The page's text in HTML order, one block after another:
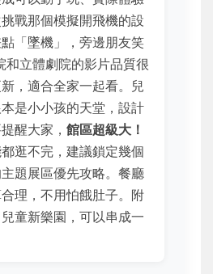
戰那個模擬開飛機的設
「墜機」，旁邊朋友笑
和立體劇院的影片品質很
，適合全家一起看。兒
是小小孩的天堂，設計
醒大家， 館區超級大！
逛不完，建議鎖定幾個
題展區優先攻略。餐廳
理，不用怕餓肚子。附
童新樂園，可以串成一